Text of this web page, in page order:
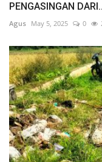
PENGASINGAN
Agus May 5, 2025 0